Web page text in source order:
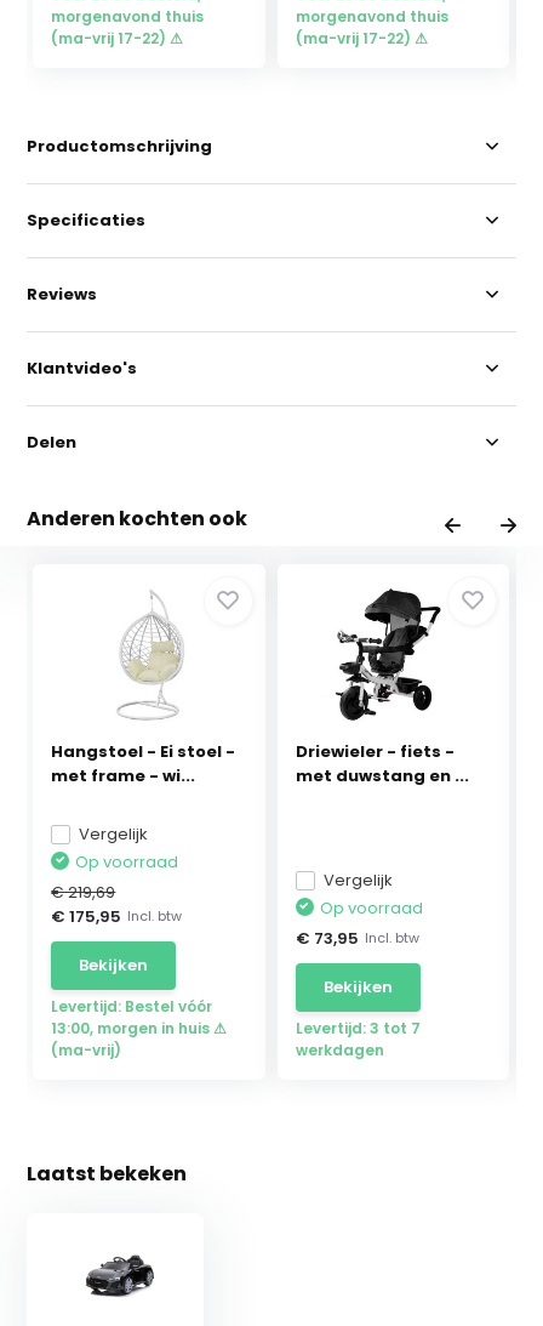
morgenavond thuis
(ma-vrij 17-22) ⚠
morgenavond thuis
(ma-vrij 17-22) ⚠
Productomschrijving
Specificaties
Reviews
Klantvideo's
Delen
Anderen kochten ook
Hangstoel - Ei stoel -
met frame - wi...
Vergelijk
Op voorraad
€ 219,69
€ 175,95 Incl. btw
Bekijken
Levertijd: Bestel vóór
13:00, morgen in huis ⚠
(ma-vrij)
Driewieler - fiets -
met duwstang en ...
Vergelijk
Op voorraad
€ 73,95 Incl. btw
Bekijken
Levertijd: 3 tot 7
werkdagen
Laatst bekeken